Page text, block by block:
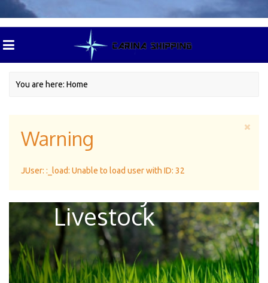
You are here: Home
Warning
JUser: :_load: Unable to load user with ID: 32
Green Pasture
Livestock